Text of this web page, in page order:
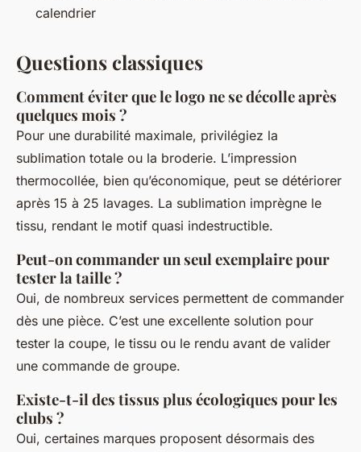
calendrier
Questions classiques
Comment éviter que le logo ne se décolle après
quelques mois ?
Pour une durabilité maximale, privilégiez la
sublimation totale ou la broderie. L’impression
thermocollée, bien qu’économique, peut se détériorer
après 15 à 25 lavages. La sublimation imprègne le
tissu, rendant le motif quasi indestructible.
Peut-on commander un seul exemplaire pour
tester la taille ?
Oui, de nombreux services permettent de commander
dès une pièce. C’est une excellente solution pour
tester la coupe, le tissu ou le rendu avant de valider
une commande de groupe.
Existe-t-il des tissus plus écologiques pour les
clubs ?
Oui, certaines marques proposent désormais des